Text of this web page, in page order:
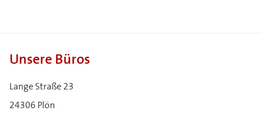
Unsere Büros
Lange Straße 23
24306 Plön